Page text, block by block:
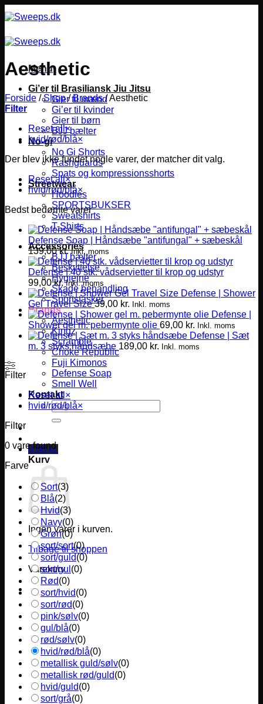
til
Menu
Gi’er til Brasiliansk Jiu Jitsu
Gier til mænd
Gi’er til kvinder
Gier til børn
BJJ bælter
No-gi
No Gi Shorts
Rashguards
Spats og kompressionsshorts
Streetwear
Hoodies
SPORTSBUKSER
Sweatshirts
T-Shirts
Accessories
BJJ bælter
Beskyttelse
Hygiejne
Skade behandling
Sportstasker
Brands
Aesthetic
Kingz
Scramble
Choke Republic
Fuji Kimonos
Defense Soap
Smell Well
Kontakt
Søg
efter:
0,00 kr.
Kurv
Ingen varer i kurven.
Tilbage til shoppen
Varekurv
Aesthetic
Forside / Shop / Brands /Aesthetic
Filter
Reset all×
hvid/rød/blå×
Der blev ikke fundet nogle varer, der matcher dit valg.
Reset all×
hvid/rød/blå×
Bedst bedømte varer
Defense Soap | Håndsæbe "antifungal" + sæbeskål
139,00kr. Inkl. moms
Defense | 40 stk. vådservietter til krop og udstyr
99,00kr. Inkl. moms
Defense | Shower
Gel Travel Size 39,00 kr. Inkl. moms
Defense |
Shower gel m. pebermynte olie 69,00 kr. Inkl. moms
Defense | Sæt
m. 3 styks håndsæbe 189,00 kr. Inkl. moms
Filter
Reset all ×
hvid/rød/blå×
Filter
0 vare found
Farve
Sort(3)
Blå(2)
Hvid(3)
Navy(0)
Grøn(0)
sort/sort(0)
sort/guld(0)
sort/gul (0)
Rød(0)
sort/hvid(0)
sort/rød(0)
pink/sølv(0)
gul/blå(0)
rød/sølv(0)
hvid/rød/blå(0)
metallisk guld/sølv(0)
metallisk rød/guld(0)
hvid/guld(0)
sort/grå(0)